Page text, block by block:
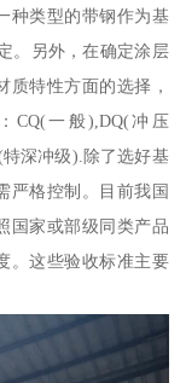
种类型的带钢作为基
。另外，在确定涂层
质特性方面的选择，
CQ(一般),DQ(冲压
深冲级).除了选好基
严格控制。目前我国
国家或部级同类产品
。这些验收标准主要